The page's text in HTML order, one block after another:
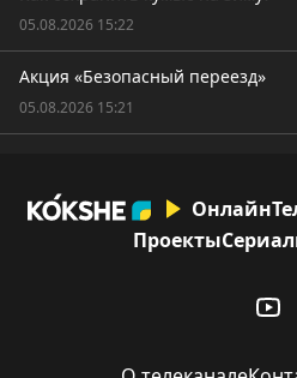
05.08.2026 15:22
Акция «Безопасный переезд»
05.08.2026 15:21
Онлайн
Проекты